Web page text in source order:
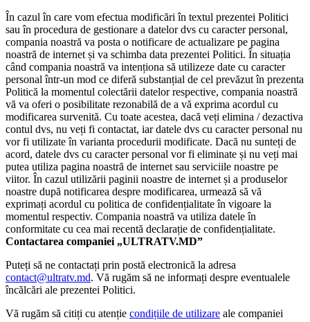
În cazul în care vom efectua modificări în textul prezentei Politici
sau în procedura de gestionare a datelor dvs cu caracter personal,
compania noastră va posta o notificare de actualizare pe pagina
noastră de internet și va schimba data prezentei Politici. În situația
când compania noastră va intenționa să utilizeze date cu caracter
personal într-un mod ce diferă substanțial de cel prevăzut în prezenta
Politică la momentul colectării datelor respective, compania noastră
vă va oferi o posibilitate rezonabilă de a vă exprima acordul cu
modificarea survenită. Cu toate acestea, dacă veți elimina / dezactiva
contul dvs, nu veți fi contactat, iar datele dvs cu caracter personal nu
vor fi utilizate în varianta procedurii modificate. Dacă nu sunteți de
acord, datele dvs cu caracter personal vor fi eliminate și nu veți mai
putea utiliza pagina noastră de internet sau serviciile noastre pe
viitor. În cazul utilizării paginii noastre de internet și a produselor
noastre după notificarea despre modificarea, urmează să vă
exprimați acordul cu politica de confidențialitate în vigoare la
momentul respectiv. Compania noastră va utiliza datele în
conformitate cu cea mai recentă declarație de confidențialitate.
Contactarea companiei „ULTRATV.MD”
Puteți să ne contactați prin postă electronică la adresa
contact@ultratv.md. Vă rugăm să ne informați despre eventualele
încălcări ale prezentei Politici.
Vă rugăm să citiți cu atenție condițiile de utilizare ale companiei